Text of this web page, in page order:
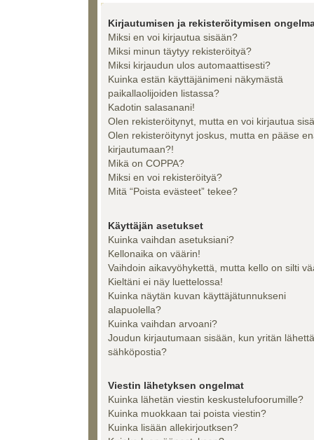
Kirjautumisen ja rekisteröitymisen
Miksi en voi kirjautua sisään?
Miksi minun täytyy rekisteröityä?
Miksi kirjaudun ulos automaattisesti?
Kuinka estän käyttäjänimeni näkymästä
paikallaolijoiden listassa?
Kadotin salasanani!
Olen rekisteröitynyt, mutta en voi kirjautua
Olen rekisteröitynyt joskus, mutta en pääse
kirjautumaan?!
Mikä on COPPA?
Miksi en voi rekisteröityä?
Mitä “Poista evästeet” tekee?
Käyttäjän asetukset
Kuinka vaihdan asetuksiani?
Kellonaika on väärin!
Vaihdoin aikavyöhykettä, mutta kello on silti
Kieltäni ei näy luettelossa!
Kuinka näytän kuvan käyttäjätunnukseni
alapuolella?
Kuinka vaihdan arvoani?
Joudun kirjautumaan sisään, kun yritän
sähköpostia?
Viestin lähetyksen ongelmat
Kuinka lähetän viestin keskustelufoorumille?
Kuinka muokkaan tai poista viestin?
Kuinka lisään allekirjoutksen?